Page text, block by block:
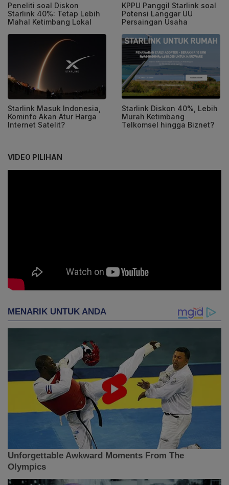
Peneliti soal Diskon
Starlink 40%: Tetap Lebih
Mahal Ketimbang Lokal
KPPU Panggil Starlink soal
Potensi Langgar UU
Persaingan Usaha
Starlink Masuk Indonesia,
Kominfo Akan Atur Harga
Internet Satelit?
Starlink Diskon 40%, Lebih
Murah Ketimbang
Telkomsel hingga Biznet?
VIDEO PILIHAN